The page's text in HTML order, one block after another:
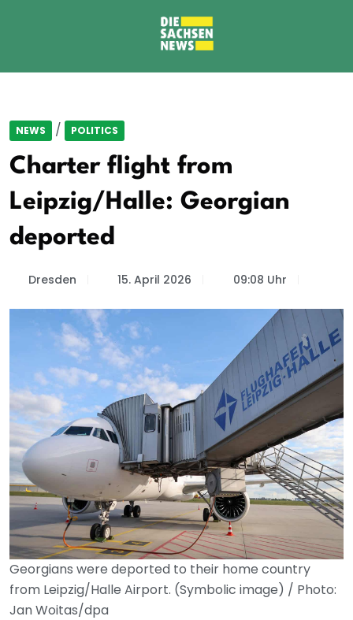
NEWS / POLITICS
Charter flight from
Leipzig/Halle: Georgian
deported
Dresden 15. April 2026 09:08 Uhr
Georgians were deported to their home country
from Leipzig/Halle Airport. (Symbolic image) / Photo:
Jan Woitas/dpa